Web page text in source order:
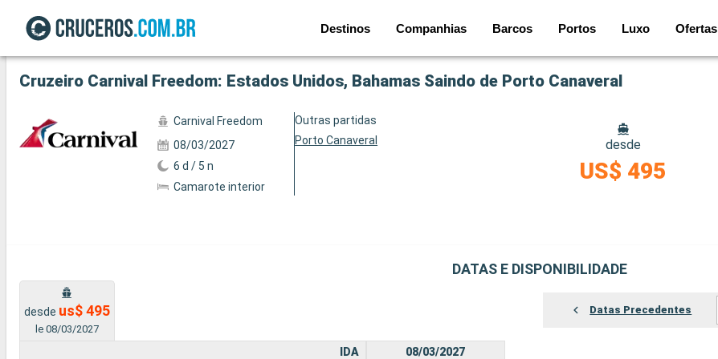
Destinos Companhias Barcos Portos Luxo Ofertas
Ver a 62 fotos
Cruzeiro Carnival Freedom: Estados Unidos, Bahamas Saindo de Porto Canaveral
Carnival Freedom
08/03/2027
6 d / 5 n
Camarote interior
Outras partidas
Porto Canaveral
desde
US$ 495
DATAS E DISPONIBILIDADE
desde us$ 495
le 08/03/2027
Datas Precedentes
IDA 08/03/2027